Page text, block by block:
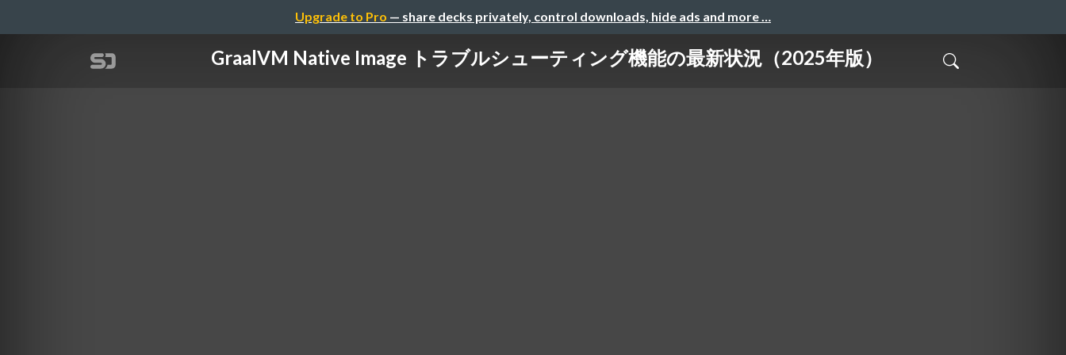
Upgrade to Pro — share decks privately, control downloads, hide ads and more …
GraalVM Native Image トラブルシューティング機能の最新状況（2025年版）